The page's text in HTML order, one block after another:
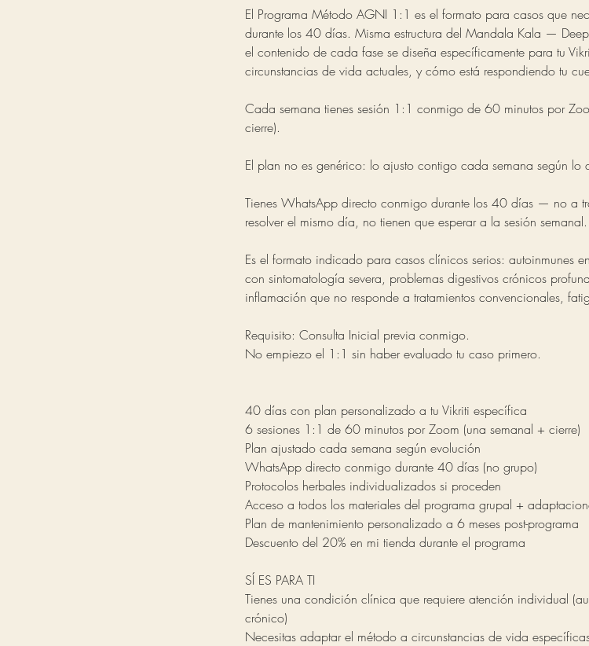
n
a
r
a
El Programa Método AGNI 1:1 es el formato para casos que
durante los 40 días. Misma estructura del Mandala Kala —
el contenido de cada fase se diseña específicamente para tu
circunstancias de vida actuales, y cómo está respondiendo tu
Cada semana tienes sesión 1:1 conmigo de 60 minutos por
cierre).
El plan no es genérico: lo ajusto contigo cada semana según lo
Tienes WhatsApp directo conmigo durante los 40 días — no a
resolver el mismo día, no tienen que esperar a la sesión semanal.
Es el formato indicado para casos clínicos serios: autoinmunes
con sintomatología severa, problemas digestivos crónicos
inflamación que no responde a tratamientos convencionales,
Requisito: Consulta Inicial previa conmigo.
No empiezo el 1:1 sin haber evaluado tu caso primero.
40 días con plan personalizado a tu Vikriti específica
6 sesiones 1:1 de 60 minutos por Zoom (una semanal + cierre)
Plan ajustado cada semana según evolución
WhatsApp directo conmigo durante 40 días (no grupo)
Protocolos herbales individualizados si proceden
Acceso a todos los materiales del programa grupal +
Plan de mantenimiento personalizado a 6 meses post-programa
Descuento del 20% en mi tienda durante el programa
SÍ ES PARA TI
Tienes una condición clínica que requiere atención individual
crónico)
Necesitas adaptar el método a circunstancias de vida